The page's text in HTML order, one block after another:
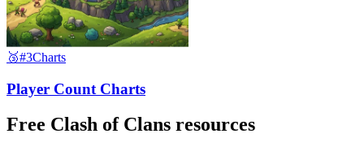
🥉#3Charts
Player Count Charts
Free Clash of Clans resources